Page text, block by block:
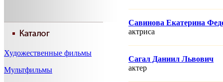
Художественные фильмы
Мультфильмы
Савинова Екатерина
актриса
Сагал Даниил Львович
актер